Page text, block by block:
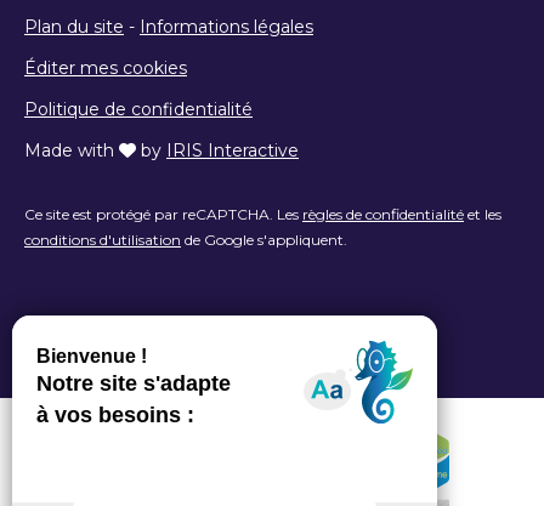
Plan du site - Informations légales
Éditer mes cookies
Politique de confidentialité
Made with
by IRIS Interactive
Ce site est protégé par reCAPTCHA. Les règles de confidentialité et les
conditions d'utilisation de Google s'appliquent.